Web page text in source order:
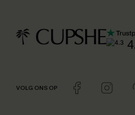
VOLG ONS OP